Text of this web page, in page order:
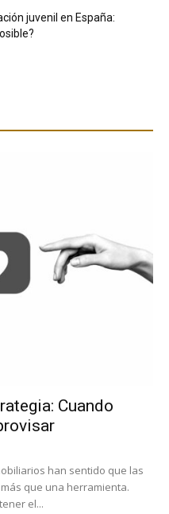
juvenil en España:
Cuando
han sentido que las
que una herramienta.
el...